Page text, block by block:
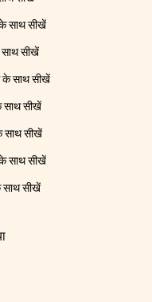
साथ सीखें
साथ सीखें
के साथ सीखें
साथ सीखें
साथ सीखें
साथ सीखें
साथ सीखें